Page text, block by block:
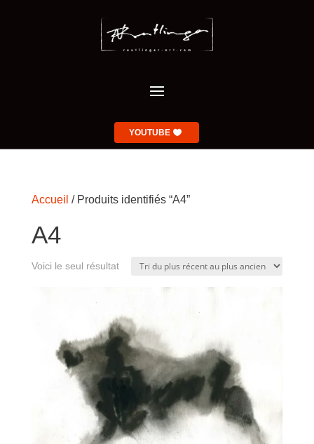
YOUTUBE
Accueil / Produits identifiés “A4”
A4
Voici le seul résultat